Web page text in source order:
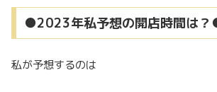
●2023年私予想の開店時間は
私が予想するのは